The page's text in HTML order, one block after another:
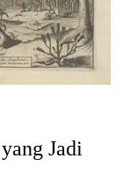
Jadi